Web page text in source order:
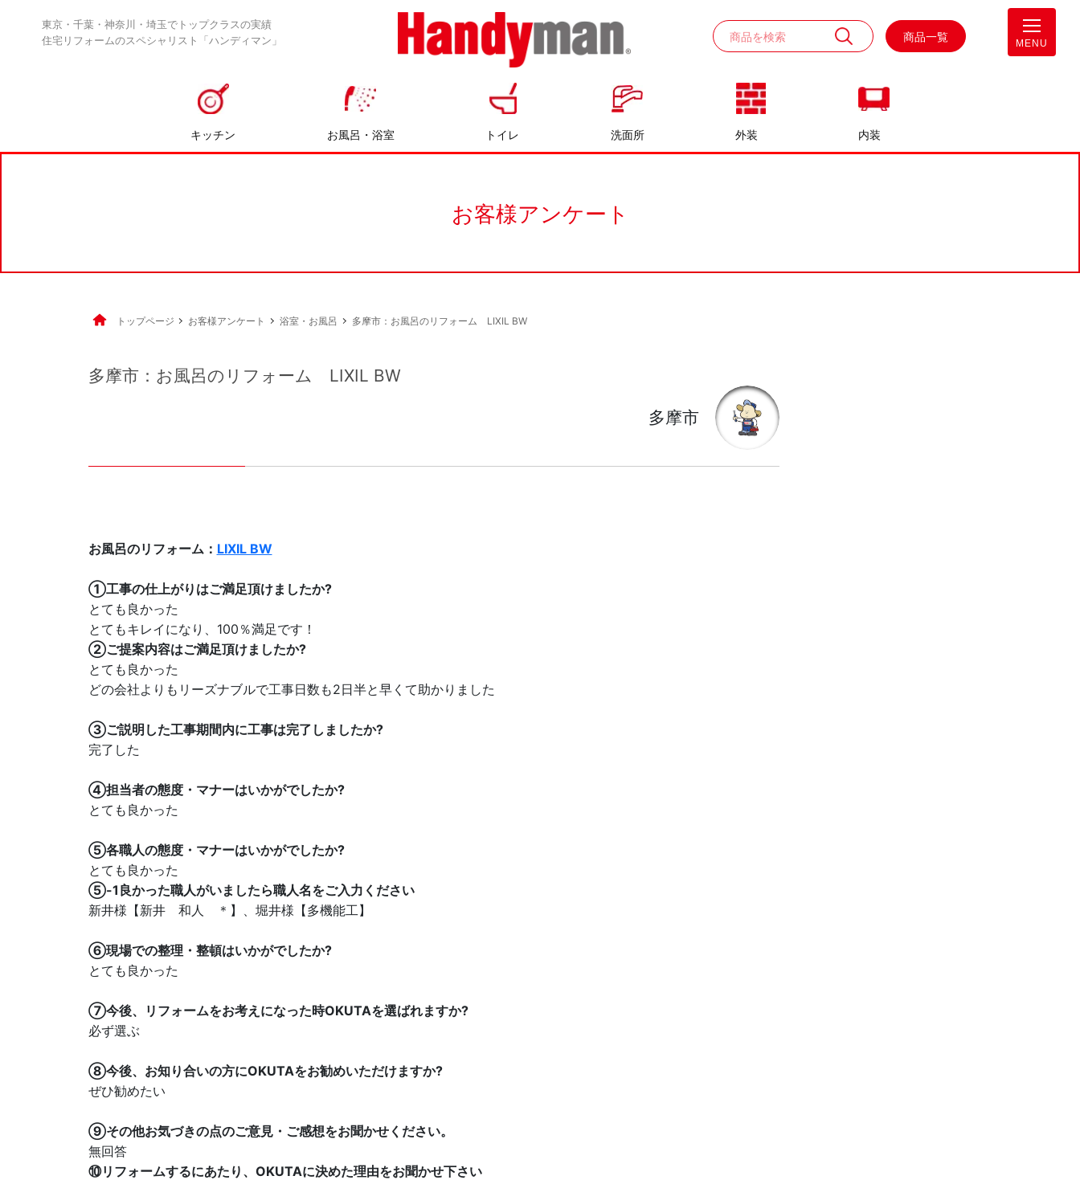
東京・千葉・神奈川・埼玉でトップクラスの実績
住宅リフォームのスペシャリスト「ハンディマン」
お風呂やキッチンのリフォームならハン
商品一覧
キッチン お風呂・浴室 トイレ 洗面所 外装 内装
MENU
お客様アンケート
トップページ お客様アンケート 浴室・お風呂 多摩市：お風呂のリフォーム LIXIL BW
多摩市：お風呂のリフォーム LIXIL BW
多摩市
お風呂のリフォーム： LIXIL BW
①工事の仕上がりはご満足頂けましたか?
とても良かった
とてもキレイになり、100％満足です！
②ご提案内容はご満足頂けましたか?
とても良かった
どの会社よりもリーズナブルで工事日数も2日半と早くて助かりました
③ご説明した工事期間内に工事は完了しましたか?
完了した
④担当者の態度・マナーはいかがでしたか?
とても良かった
⑤各職人の態度・マナーはいかがでしたか?
とても良かった
⑤-1良かった職人がいましたら職人名をご入力ください
新井様【新井 和人 ＊】、堀井様【多機能工】
⑥現場での整理・整頓はいかがでしたか?
とても良かった
⑦今後、リフォームをお考えになった時OKUTAを選ばれますか?
必ず選ぶ
⑧今後、お知り合いの方にOKUTAをお勧めいただけますか?
ぜひ勧めたい
⑨その他お気づきの点のご意見・ご感想をお聞かせください。
無回答
⑩リフォームするにあたり、OKUTAに決めた理由をお聞かせ下さい